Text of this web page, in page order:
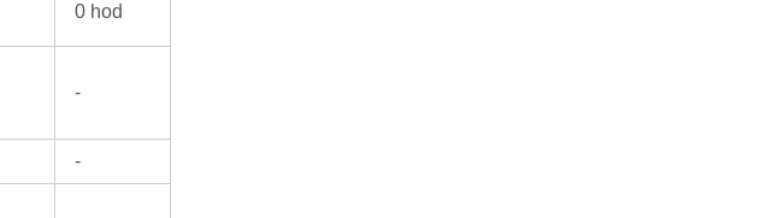
0 hod
-
-